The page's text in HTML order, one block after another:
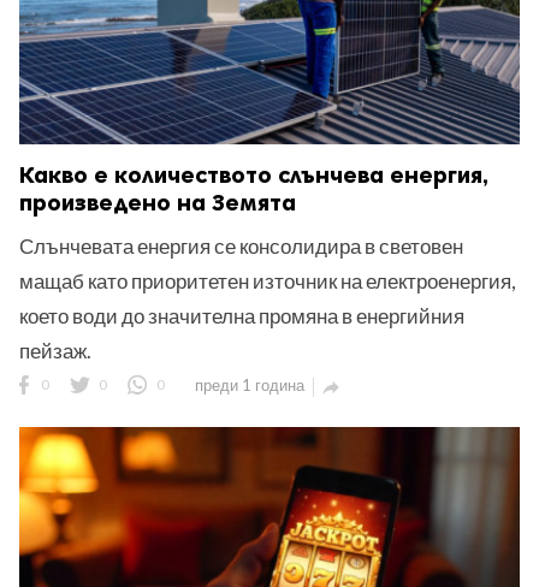
Какво е количеството слънчева енергия,
произведено на Земята
Слънчевата енергия се консолидира в световен
мащаб като приоритетен източник на електроенергия,
което води до значителна промяна в енергийния
пейзаж.
0 0 0 преди 1 година 